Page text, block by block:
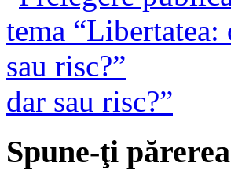
dar sau risc?”
Spune-ţi părerea